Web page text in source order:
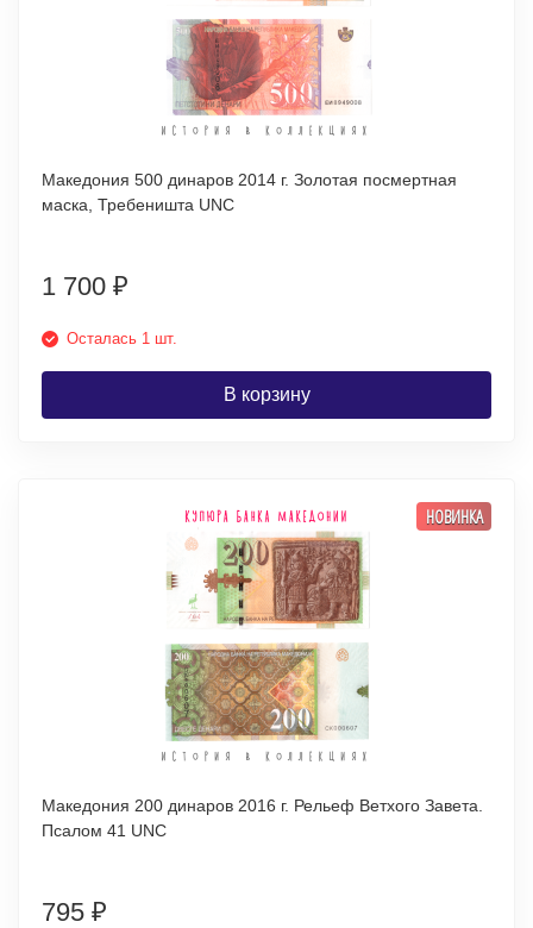
Македония 500 динаров 2014 г. Золотая посмертная
маска, Требеништа UNC
1 700 ₽
Осталась 1 шт.
В корзину
НОВИНКА
Македония 200 динаров 2016 г. Рельеф Ветхого Завета.
Псалом 41 UNC
795 ₽